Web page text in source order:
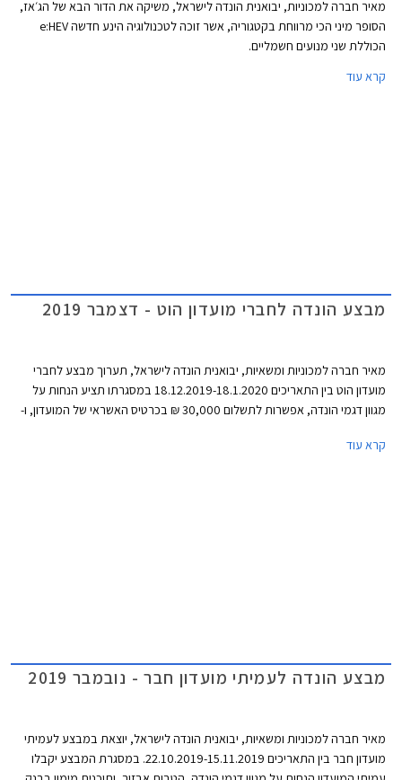
מאיר חברה למכוניות, יבואנית הונדה לישראל, משיקה את הדור הבא של הג׳אז,
הסופר מיני הכי מרווחת בקטגוריה, אשר זוכה לטכנולוגיה הינע חדשה e:HEV
הכוללת שני מנועים חשמליים.
קרא עוד
מבצע הונדה לחברי מועדון הוט - דצמבר 2019
מאיר חברה למכוניות ומשאיות, יבואנית הונדה לישראל, תערוך מבצע לחברי
מועדון הוט בין התאריכים 18.12.2019-18.1.2020 במסגרתו תציע הנחות על
מגוון דגמי הונדה, אפשרות לתשלום 30,000 ₪ בכרטיס האשראי של המועדון, ו-
התצוגה של הונדה ברחבי הארץ.
קרא עוד
מבצע הונדה לעמיתי מועדון חבר - נובמבר 2019
מאיר חברה למכוניות ומשאיות, יבואנית הונדה לישראל, יוצאת במבצע לעמיתי
מועדון חבר בין התאריכים 22.10.2019-15.11.2019. במסגרת המבצע יקבלו